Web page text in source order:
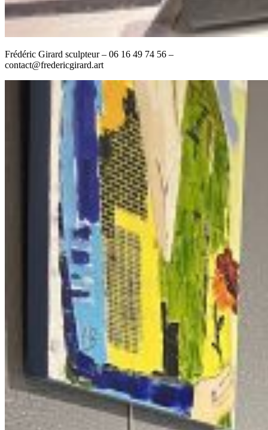
Frédéric Girard sculpteur – 06 16 49 74 56 –
contact@fredericgirard.art